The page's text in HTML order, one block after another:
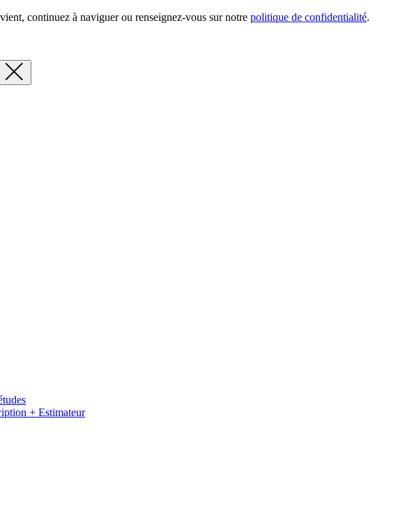
continuez à naviguer ou renseignez-vous sur notre politique de confidentialité.
+ Estimateur